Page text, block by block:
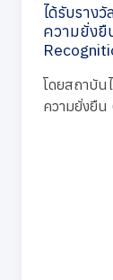
ได้รับราง
ความยั่งยื
โดยสถาบัน
ความยั่งยืน